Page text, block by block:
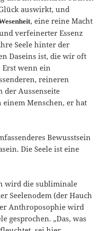
auswirkt, und
, eine reine Macht
verfeinerter Essenz
Seele hinter der
Daseins ist, die wir oft
wenn ein
reineren
der Aussenseite
Menschen, er hat
Bewusstsein
Die Seele ist eine
wird die subliminale
Seelenodem (der Hauch
Anthroposophie wird
gesprochen. „Das, was